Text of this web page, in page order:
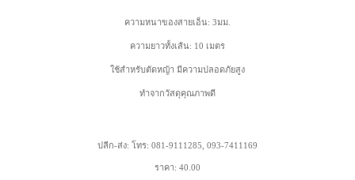
ความหนาของสายเอ็น: 3มม.
ความยาวทั้งเส้น: 10 เมตร
ใช้สำหรับตัดหญ้า มีความปลอดภัยสูง
ทำจากวัสดุคุณภาพดี
ปลีก-ส่ง: โทร: 081-9111285, 093-7411169
ราคา: 40.00